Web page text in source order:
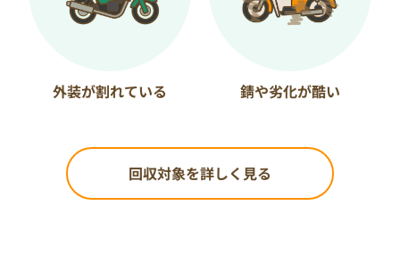
外装が割れている 錆や劣化が酷い
回収対象を詳しく見る